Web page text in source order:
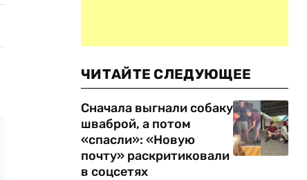
ЧИТАЙТЕ СЛЕДУЮЩЕЕ
Сначала выгнали собаку
шваброй, а потом
«спасли»: «Новую
почту» раскритиковали
в соцсетях